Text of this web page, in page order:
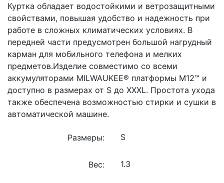
Куртка обладает водостойкими и ветрозащитными
свойствами, повышая удобство и надежность при
работе в сложных климатических условиях. В
передней части предусмотрен большой нагрудный
карман для мобильного телефона и мелких
предметов.Изделие совместимо со всеми
аккумуляторами MILWAUKEE® платформы M12™ и
доступно в размерах от S до XXXL. Простота ухода
также обеспечена возможностью стирки и сушки в
автоматической машине.
Размеры:
Вес: